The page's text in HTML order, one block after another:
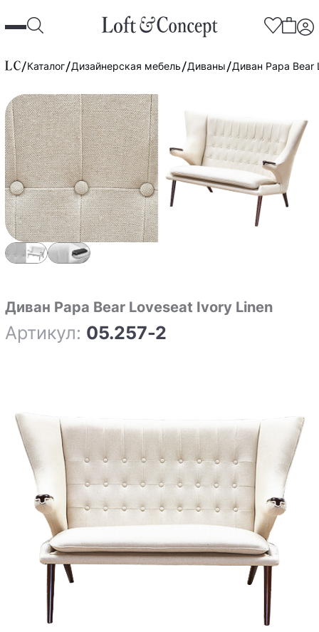
Каталог Дизайнерская мебель Диваны Диван Papa Bear
Диван Papa Bear Loveseat Ivory Linen
Артикул: 05.257-2